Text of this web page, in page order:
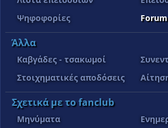
Ψηφοφορίες
Forum
Άλλα
Καβγάδες - τσακωμοί
Στοιχηματικές αποδόσεις
Σχετικά με το fanclub
Μηνύματα